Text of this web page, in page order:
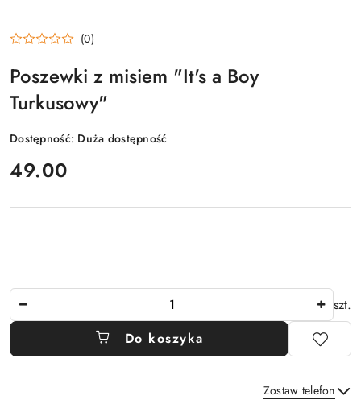
(0)
Poszewki z misiem "It's a Boy
Turkusowy"
Dostępność: Duża dostępność
cena:
49.00
szt.
Do koszyka
Zostaw telefon